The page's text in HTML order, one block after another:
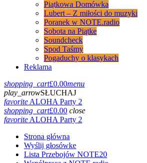
Piątkowa Domówka
Lubert – Z miłości do muzyki
Poranek w NOTE.radio
Sobota na Piątke
Soundcheck
Spod Taśmy
Pogaduchy o klasykach
Reklama
shopping_cart£0.00menu
play_arrowSŁUCHAJ
favoriteALOHA Party 2
shopping_cart£0.00 close
favoriteALOHA Party 2
Strona główna
Wyślij głosówke
Lista Przebojów NOTE20